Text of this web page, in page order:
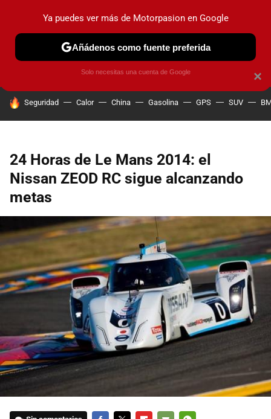
PRUEBAS COCHES ELÉCTRICOS OBSERVATORIO
HOY SE HABLA DE
Seguridad Calor China Gasolina GPS SUV
24 Horas de Le Mans 2014: el
Nissan ZEOD RC sigue alcanzando
metas
×
Ya puedes ver más de Motorpasion en Google
Añádenos como fuente preferida
Solo necesitas una cuenta de Google